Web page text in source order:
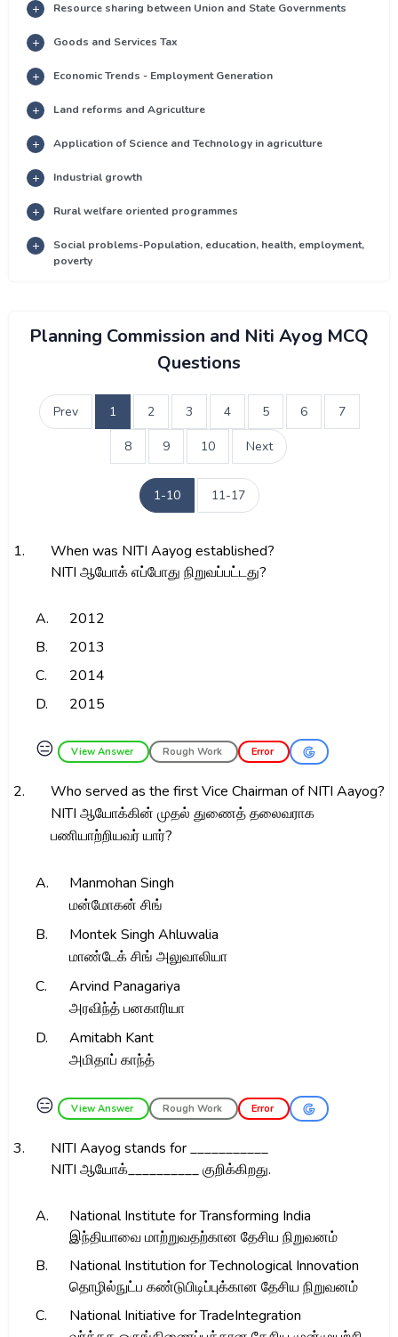
Resource sharing between Union and State Governments
Goods and Services Tax
Economic Trends - Employment Generation
Land reforms and Agriculture
Application of Science and Technology in agriculture
Industrial growth
Rural welfare oriented programmes
Social problems-Population, education, health, employment,
poverty
Planning Commission and Niti Ayog MCQ
Questions
Prev 1 2 3 4 5 6 7
8 9 10 Next
1-10 11-17
1.
When was NITI Aayog established?
NITI ஆயோக் எப்போது நிறுவப்பட்டது?
A.
2012
B.
2013
C.
2014
D.
2015
😑 View Answer Rough Work Error
2.
Who served as the first Vice Chairman of NITI Aayog?
NITI ஆயோக்கின் முதல் துணைத் தலைவராக
பணியாற்றியவர் யார்?
A.
Manmohan Singh
மன்மோகன் சிங்
B.
Montek Singh Ahluwalia
மாண்டேக் சிங் அலுவாலியா
C.
Arvind Panagariya
அரவிந்த் பனகாரியா
D.
Amitabh Kant
அமிதாப் காந்த்
😑 View Answer Rough Work Error
3.
NITI Aayog stands for ___________
NITI ஆயோக்__________ குறிக்கிறது.
A.
National Institute for Transforming India
இந்தியாவை மாற்றுவதற்கான தேசிய நிறுவனம்
B.
National Institution for Technological Innovation
தொழில்நுட்ப கண்டுபிடிப்புக்கான தேசிய நிறுவனம்
C.
National Initiative for TradeIntegration